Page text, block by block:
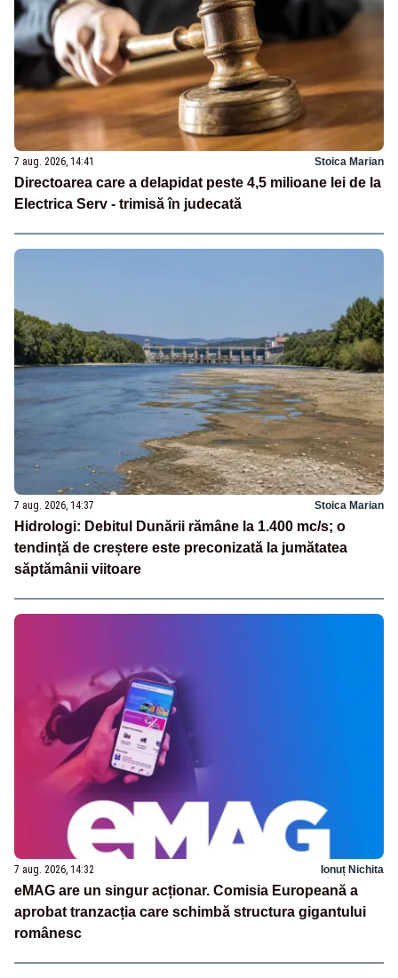
7 aug. 2026, 14:41 Stoica Marian
Directoarea care a delapidat peste 4,5 milioane lei de la
Electrica Serv - trimisă în judecată
7 aug. 2026, 14:37 Stoica Marian
Hidrologi: Debitul Dunării rămâne la 1.400 mc/s; o
tendință de creștere este preconizată la jumătatea
săptămânii viitoare
7 aug. 2026, 14:32 Ionuț Nichita
eMAG are un singur acționar. Comisia Europeană a
aprobat tranzacția care schimbă structura gigantului
românesc